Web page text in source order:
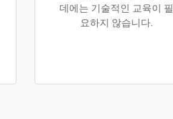
데에는 기술적인 교육이 필
요하지 않습니다.